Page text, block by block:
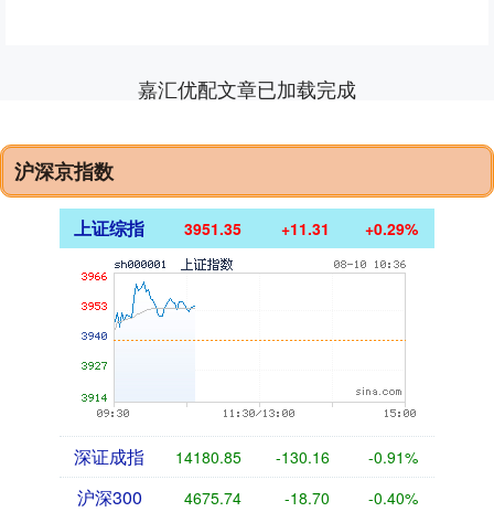
嘉汇优配文章已加载完成
沪深京指数
上证综指 3951.35 +11.31 +0.29%
深证成指 14180.85 -130.16 -0.91%
沪深300 4675.74 -18.70 -0.40%